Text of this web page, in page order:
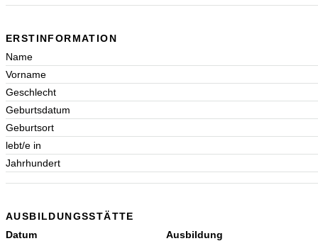
ERSTINFORMATION
Name
Vorname
Geschlecht
Geburtsdatum
Geburtsort
lebt/e in
Jahrhundert
AUSBILDUNGSSTÄTTE
Datum
Ausbildung